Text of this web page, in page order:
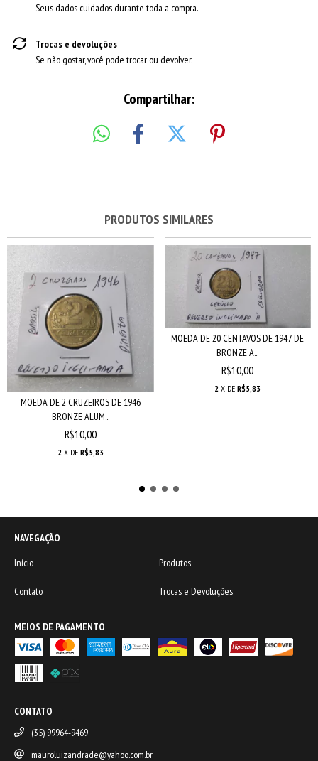
Seus dados cuidados durante toda a compra.
Trocas e devoluções
Se não gostar, você pode trocar ou devolver.
Compartilhar:
PRODUTOS SIMILARES
MOEDA DE 2 CRUZEIROS DE 1946
BRONZE ALUM...
R$10,00
2 X DE R$5,83
MOEDA DE 20 CENTAVOS DE 1947 DE
BRONZE A...
R$10,00
2 X DER$5,83
NAVEGAÇÃO
Início
Produtos
Contato Trocas e Devoluções
MEIOS DE PAGAMENTO
CONTATO
(35) 99964-9469
mauroluizandrade@yahoo.com.br